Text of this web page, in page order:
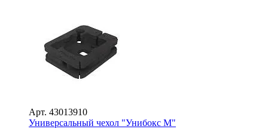
Арт. 43013910
Универсальный чехол "Унибокс М"